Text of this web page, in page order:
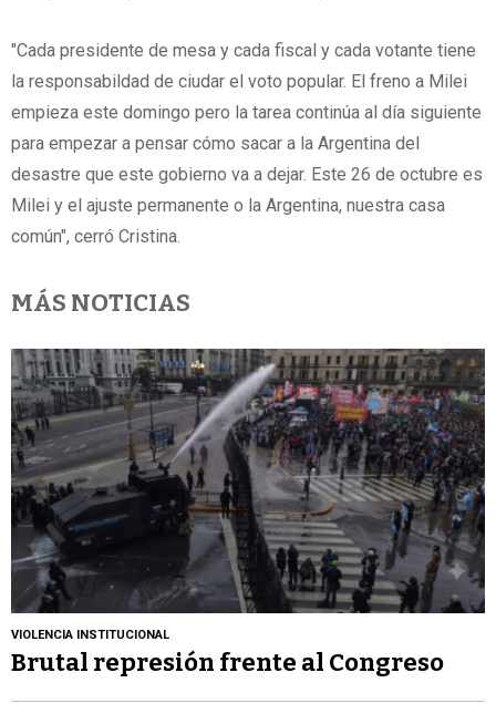
"Cada presidente de mesa y cada fiscal y cada votante tiene
la responsabildad de ciudar el voto popular. El freno a Milei
empieza este domingo pero la tarea continúa al día siguiente
para empezar a pensar cómo sacar a la Argentina del
desastre que este gobierno va a dejar. Este 26 de octubre es
Milei y el ajuste permanente o la Argentina, nuestra casa
común", cerró Cristina.
MÁS NOTICIAS
VIOLENCIA INSTITUCIONAL
Brutal represión frente al Congreso